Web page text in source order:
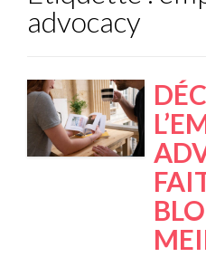
advocacy